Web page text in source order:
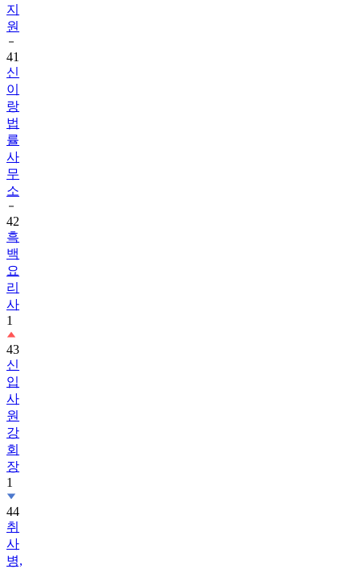
지
원
41
신
이
랑
법
률
사
무
소
42
흑
백
요
리
사
1
43
신
입
사
원
강
회
장
1
44
취
사
병,